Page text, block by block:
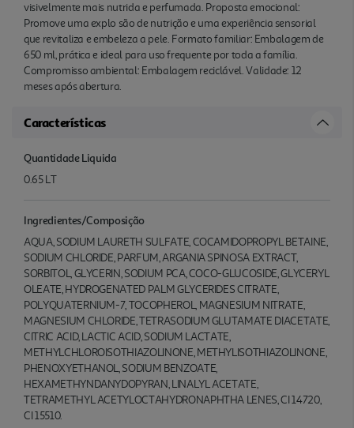
visivelmente mais nutrida e perfumada. Proposta emocional:
Promove uma explo são de nutrição e uma experiência sensorial
que revitaliza e embeleza a pele. Formato familiar: Embalagem de
650 ml, prática e ideal para uso frequente por toda a família.
Compromisso ambiental: Embalagem reciclável. Validade: 12
meses após abertura.
Características
Quantidade Liquida
0.65 LT
Ingredientes/Composição
AQUA, SODIUM LAURETH SULFATE, COCAMIDOPROPYL BETAINE,
SODIUM CHLORIDE, PARFUM, ARGANIA SPINOSA EXTRACT,
SORBITOL, GLYCERIN, SODIUM PCA, COCO-GLUCOSIDE, GLYCERYL
OLEATE, HYDROGENATED PALM GLYCERIDES CITRATE,
POLYQUATERNIUM-7, TOCOPHEROL, MAGNESIUM NITRATE,
MAGNESIUM CHLORIDE, TETRASODIUM GLUTAMATE DIACETATE,
CITRIC ACID, LACTIC ACID, SODIUM LACTATE,
METHYLCHLOROISOTHIAZOLINONE, METHYLISOTHIAZOLINONE,
PHENOXYETHANOL, SODIUM BENZOATE,
HEXAMETHYNDANYDOPYRAN, LINALYL ACETATE,
TETRAMETHYL ACETYLOCTAHYDRONAPHTHA LENES, CI 14720,
CI 15510.